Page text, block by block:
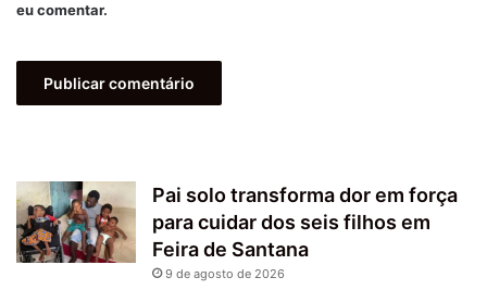
eu comentar.
Pai solo transforma dor em força
para cuidar dos seis filhos em
Feira de Santana
9 de agosto de 2026